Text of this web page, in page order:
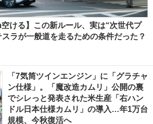
空ける】この新ルール、実は“次世代プ
ラが一般道を走るための条件だった？
「7気筒ツインエンジン」に「グラチャ
ン仕様」。「魔改造カムリ」公開の裏
でシレっと発表された米生産「右ハン
ドル日本仕様カムリ」の導入…年1万台
規模、今秋復活へ